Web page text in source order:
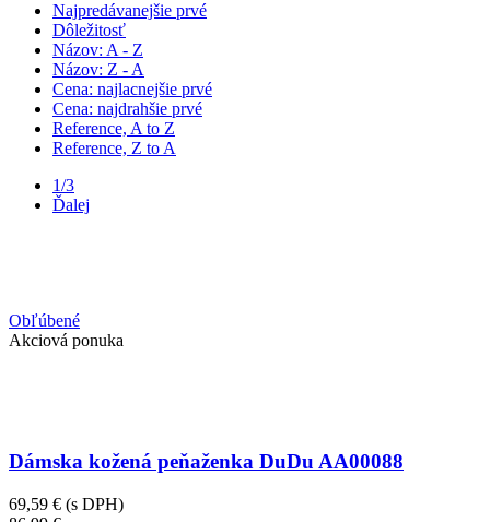
Najpredávanejšie prvé
Dôležitosť
Názov: A - Z
Názov: Z - A
Cena: najlacnejšie prvé
Cena: najdrahšie prvé
Reference, A to Z
Reference, Z to A
1/3
Ďalej
Obľúbené
Akciová ponuka
Dámska kožená peňaženka DuDu AA00088
69,59 € (s DPH)